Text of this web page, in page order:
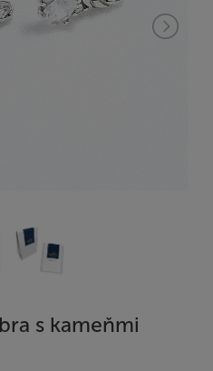
s kameňmi